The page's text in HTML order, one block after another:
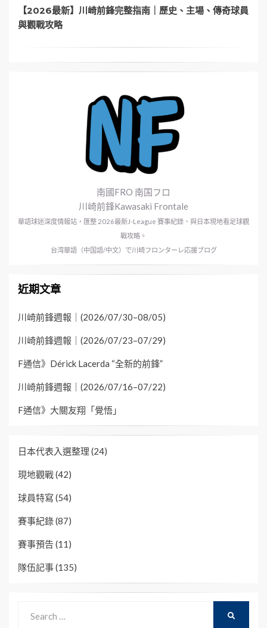
【2026最新】川崎前鋒完整指南｜歷史、主場、傳奇球員
與觀戰攻略
南國FRO 南国フロ
川崎前鋒Kawasaki Frontale
華語球迷深度情報站，匯整 2026最新J-League 賽事紀錄、與日本現地看足球觀
戰攻略。
台湾華語（中国語/中文）で川崎フロンターレ応援ブログ
近期文章
川崎前鋒週報｜(2026/07/30–08/05)
川崎前鋒週報｜(2026/07/23–07/29)
F通信》Dérick Lacerda “全新的前鋒”
川崎前鋒週報｜(2026/07/16–07/22)
F通信》大關友翔「覺悟」
日本代表入選整理 (24)
現地觀戰(42)
球員特寫 (54)
賽事紀錄(87)
賽事預告(11)
隊伍記事(135)
for: